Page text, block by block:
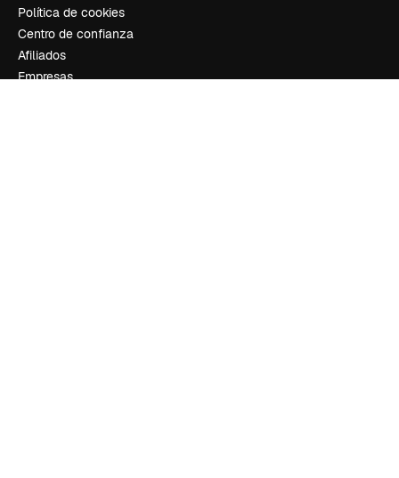
Política de cookies
Centro de confianza
Afiliados
Empresas